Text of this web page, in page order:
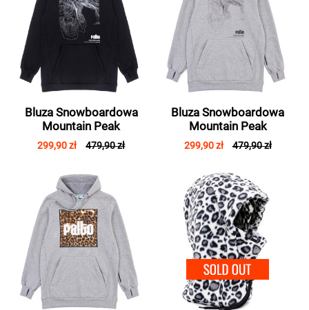
Bluza Snowboardowa
Mountain Peak
299,90 zł 479,90 zł
Bluza Snowboardowa
Mountain Peak
299,90 zł 479,90 zł